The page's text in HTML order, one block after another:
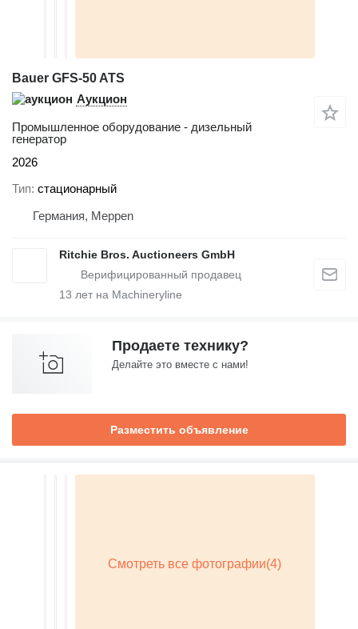
Bauer GFS-50 ATS
Аукцион
Промышленное оборудование - дизельный
генератор
2026
Тип стационарный
Германия, Meppen
Ritchie Bros. Auctioneers GmbH
13 лет на Machineryline
Продаете технику?
Делайте это вместе с нами!
Разместить объявление